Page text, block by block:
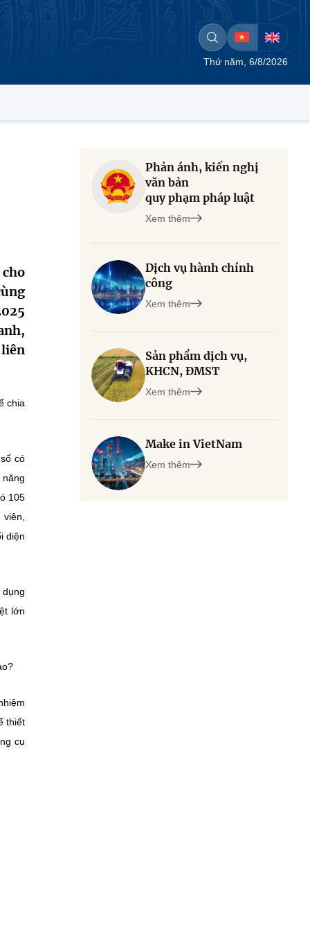
Thứ năm, 6/8/2026
chia
có
105
diện
lớn
thiết
cụ
Phản ánh, kiến nghị
văn bản
quy phạm pháp luật
Xem thêm
Dịch vụ hành chính
công
Xem thêm
Sản phẩm dịch vụ,
KHCN, ĐMST
Xem thêm
Make in VietNam
Xem thêm